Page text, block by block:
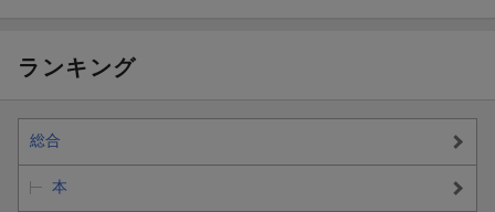
ランキング
総合
本